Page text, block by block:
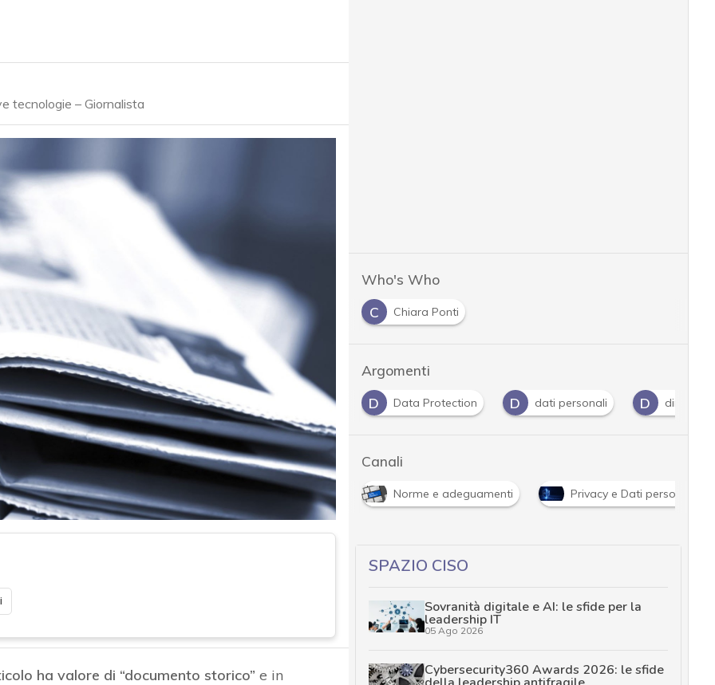
tecnologie – Giornalista
ha valore di “documento storico” e in
Who's Who
C
Chiara Ponti
Argomenti
A
Accountability D Data Protection D dati personali D diritto
Canali
News, attualità e analisi Cyber sicurezza e privacy Norme e adeguamenti Privacy e Dati personali
SPAZIO CISO
Sovranità digitale e AI: le sfide per la
leadership IT
05 Ago 2026
Cybersecurity360 Awards 2026: le sfide